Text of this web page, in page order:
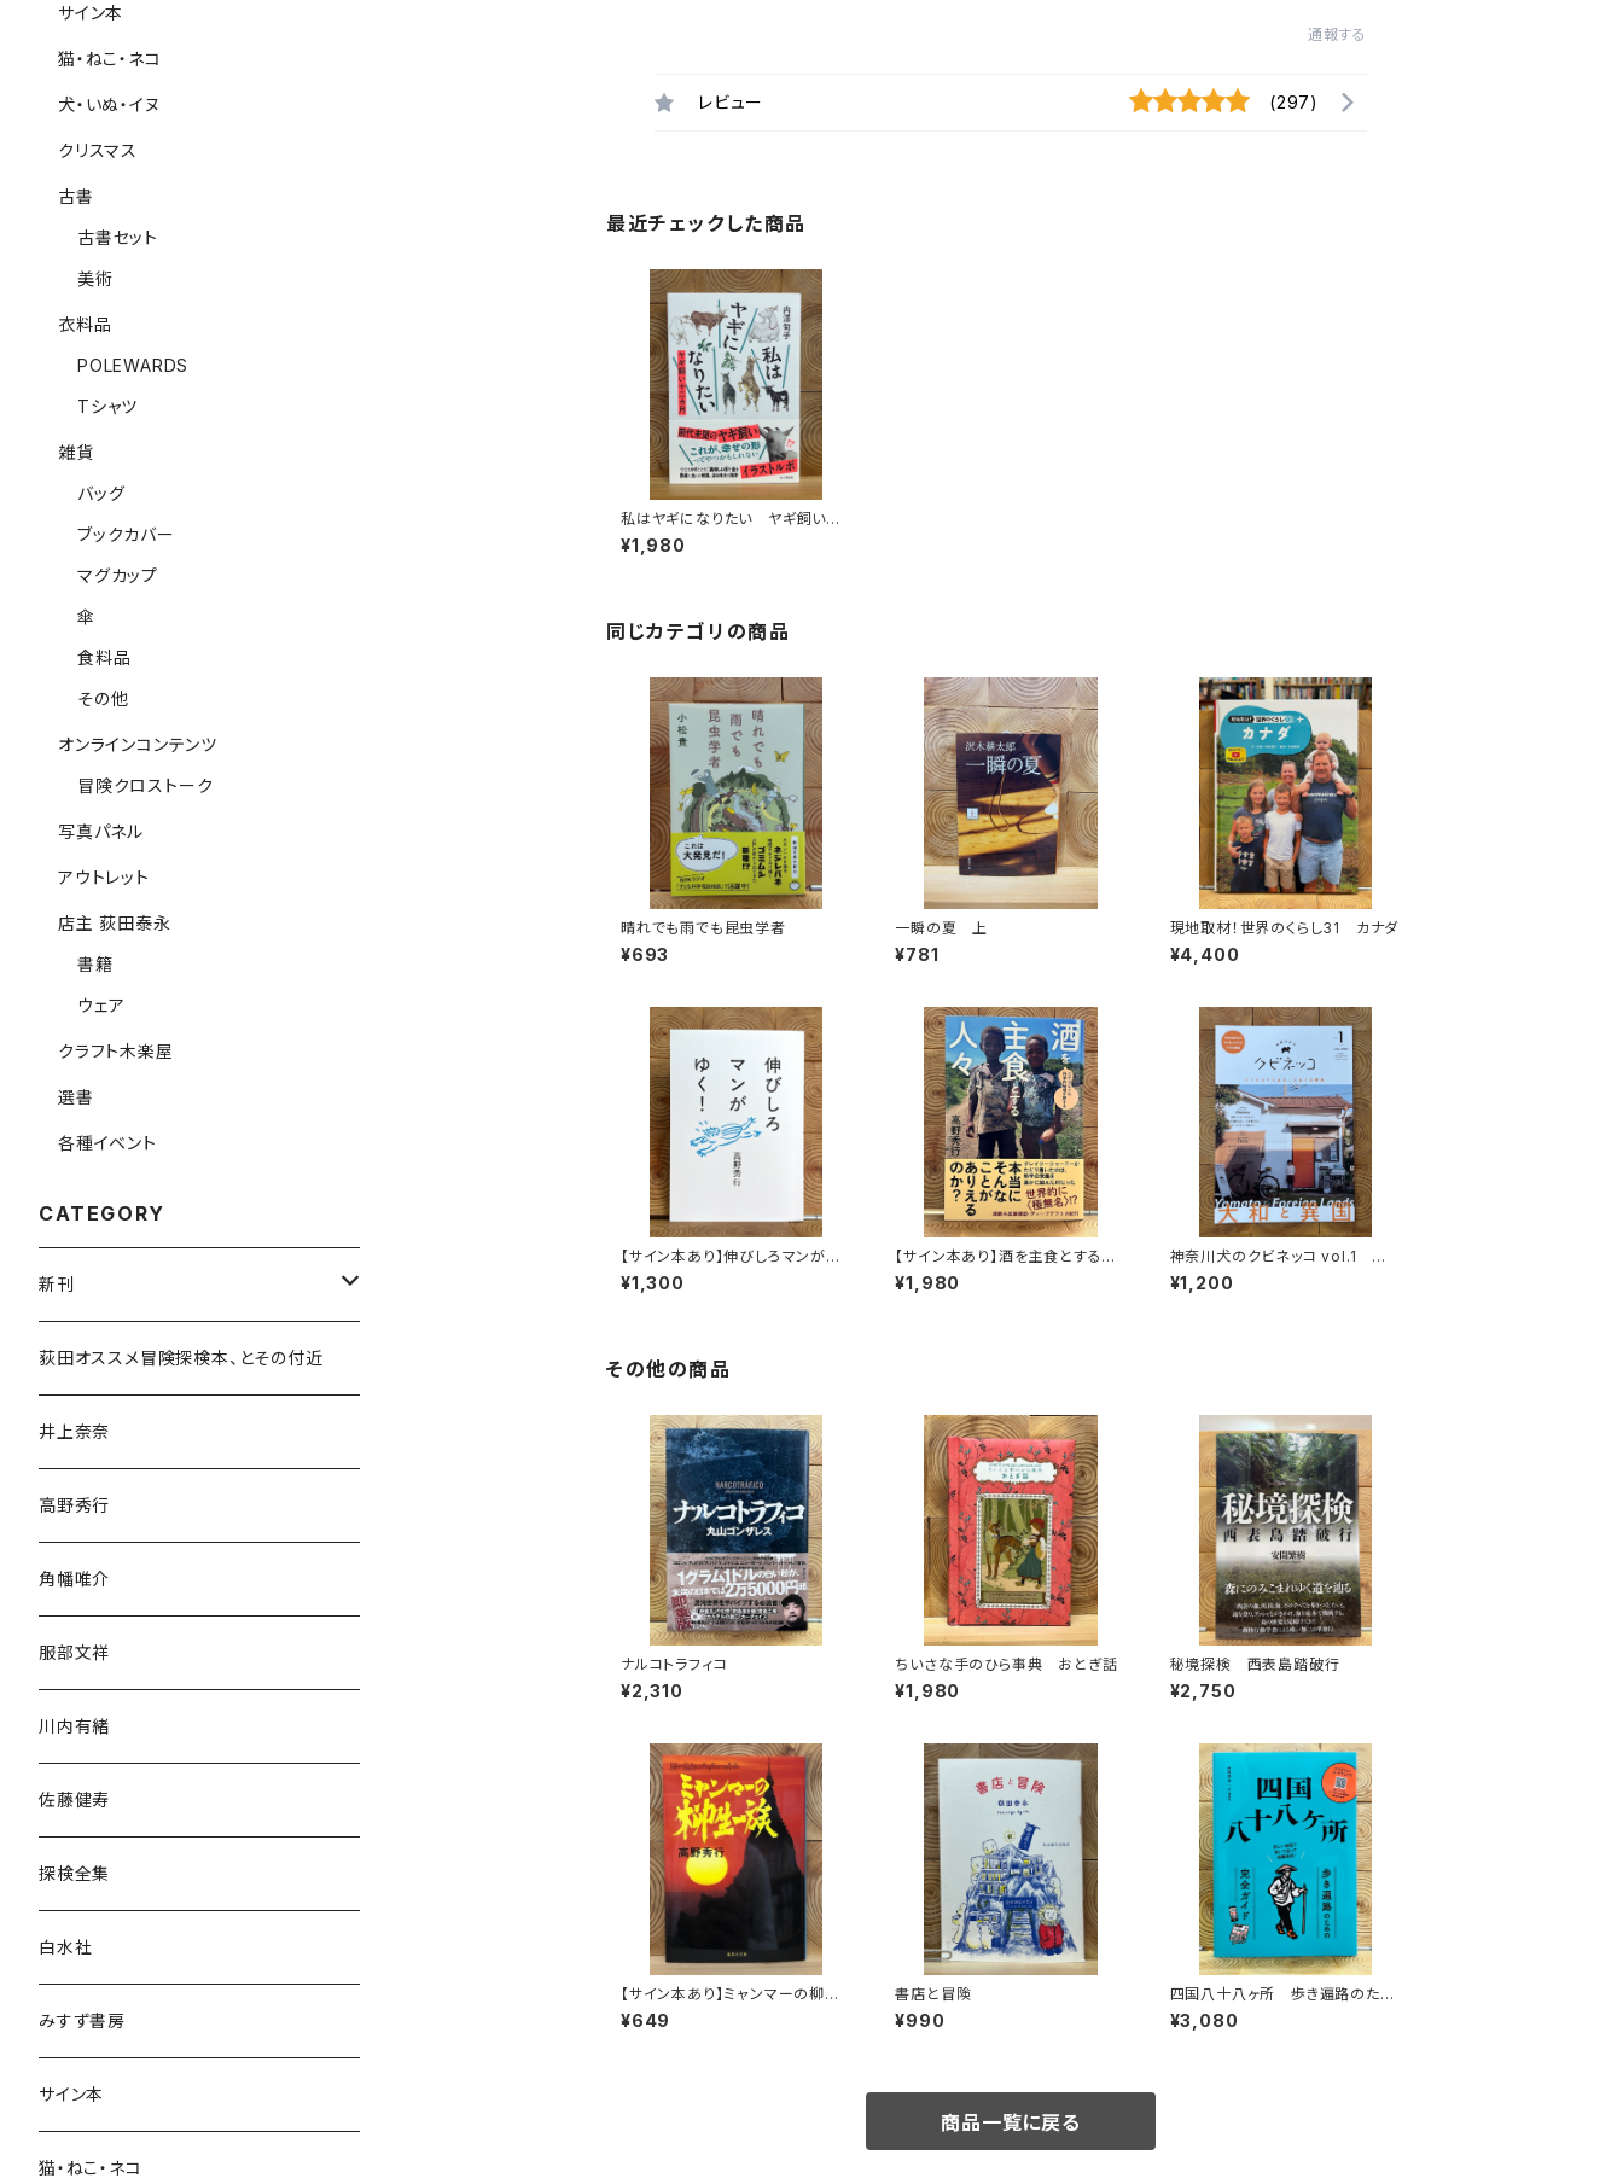
通報する
レビュー (297)
最近チェックした商品
私はヤギになりたい ヤギ飼い十
二カ月
¥1,980
同じカテゴリの商品
晴れでも雨でも昆虫学者
¥693
一瞬の夏 上
¥781
現地取材！世界のくらし31 カナダ
¥4,400
【サイン本あり】伸びしろマンがゆ
く！
¥1,300
【サイン本あり】酒を主食とする
人々 エチオピアの科学的秘境を
旅する
¥1,980
神奈川犬のクビネッコ vol.1 特
集：大和と異国
¥1,200
その他の商品
ナルコトラフィコ
¥2,310
ちいさな手のひら事典 おとぎ話
¥1,980
秘境探検 西表島踏破行
¥2,750
【サイン本あり】ミャンマーの柳生
一族
¥649
書店と冒険
¥990
四国八十八ヶ所 歩き遍路のため
の完全ガイド
¥3,080
商品一覧に戻る
サイン本
猫・ねこ・ネコ
犬・いぬ・イヌ
クリスマス
古書
古書セット
美術
衣料品
POLEWARDS
Tシャツ
雑貨
バッグ
ブックカバー
マグカップ
傘
食料品
その他
オンラインコンテンツ
冒険クロストーク
写真パネル
アウトレット
店主 荻田泰永
書籍
ウェア
クラフト木楽屋
選書
各種イベント
CATEGORY
新刊
和書
文学・小説・物語
随筆・ノンフィクション・その他
民族・風習
言語・ことば
荻田オススメ冒険探検本、とその付近
井上奈奈
高野秀行
角幡唯介
服部文祥
川内有緒
佐藤健寿
探検全集
白水社
みすず書房
サイン本
猫・ねこ・ネコ